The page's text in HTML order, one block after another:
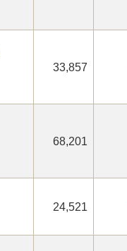
33,857
68,201
24,521